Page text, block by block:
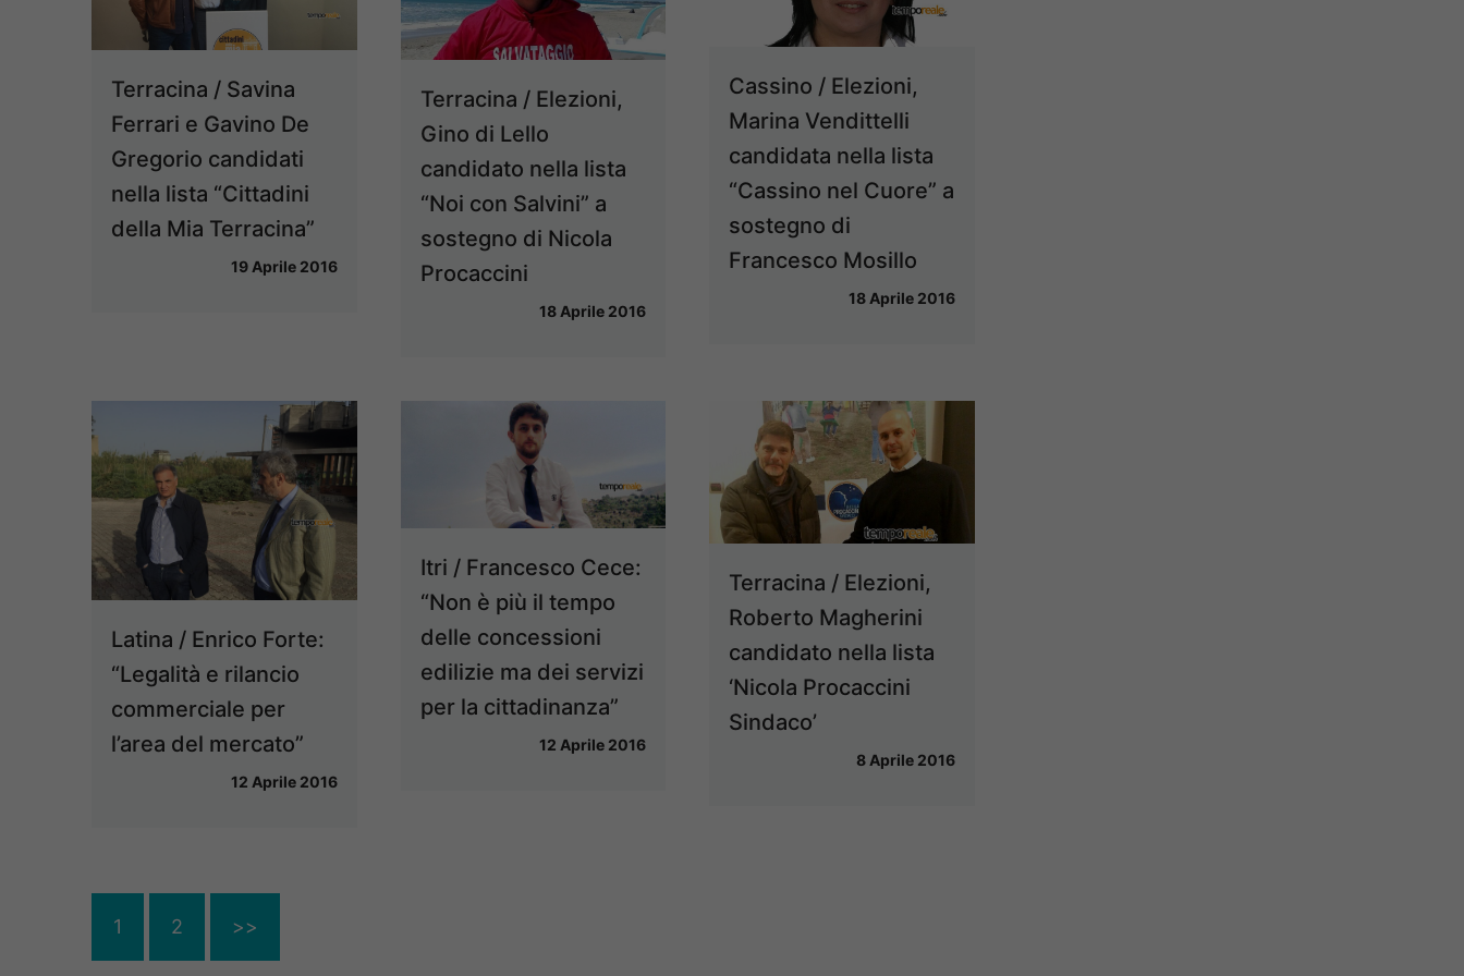
Terracina / Savina
Ferrari e Gavino De
Gregorio candidati
nella lista “Cittadini
della Mia Terracina”
19 Aprile 2016
Terracina / Elezioni,
Gino di Lello
candidato nella lista
“Noi con Salvini” a
sostegno di Nicola
Procaccini
18 Aprile 2016
Cassino / Elezioni,
Marina Vendittelli
candidata nella lista
“Cassino nel Cuore” a
sostegno di
Francesco Mosillo
18 Aprile 2016
Latina / Enrico Forte:
“Legalità e rilancio
commerciale per
l’area del mercato”
12 Aprile 2016
Itri / Francesco Cece:
“Non è più il tempo
delle concessioni
edilizie ma dei servizi
per la cittadinanza”
12 Aprile 2016
Terracina / Elezioni,
Roberto Magherini
candidato nella lista
‘Nicola Procaccini
Sindaco’
8 Aprile 2016
1 2 >>